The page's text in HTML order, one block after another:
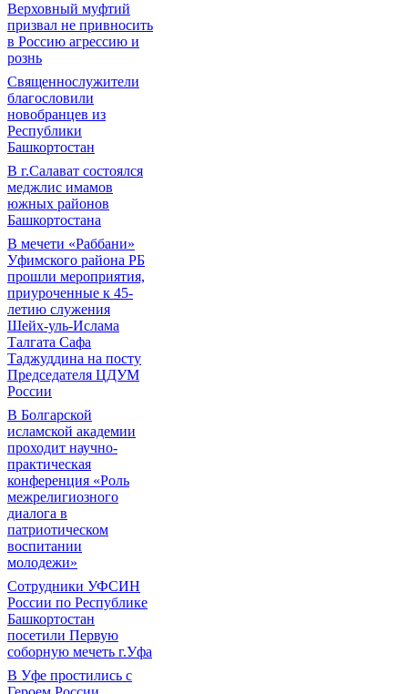
Верховный муфтий
призвал не привносить
в Россию агрессию и
рознь
Священнослужители
благословили
новобранцев из
Республики
Башкортостан
В г.Салават состоялся
меджлис имамов
южных районов
Башкортостана
В мечети «Раббани»
Уфимского района РБ
прошли мероприятия,
приуроченные к 45-
летию служения
Шейх-уль-Ислама
Талгата Сафа
Таджуддина на посту
Председателя ЦДУМ
России
В Болгарской
исламской академии
проходит научно-
практическая
конференция «Роль
межрелигиозного
диалога в
патриотическом
воспитании
молодежи»
Сотрудники УФСИН
России по Республике
Башкортостан
посетили Первую
соборную мечеть г.Уфа
В Уфе простились с